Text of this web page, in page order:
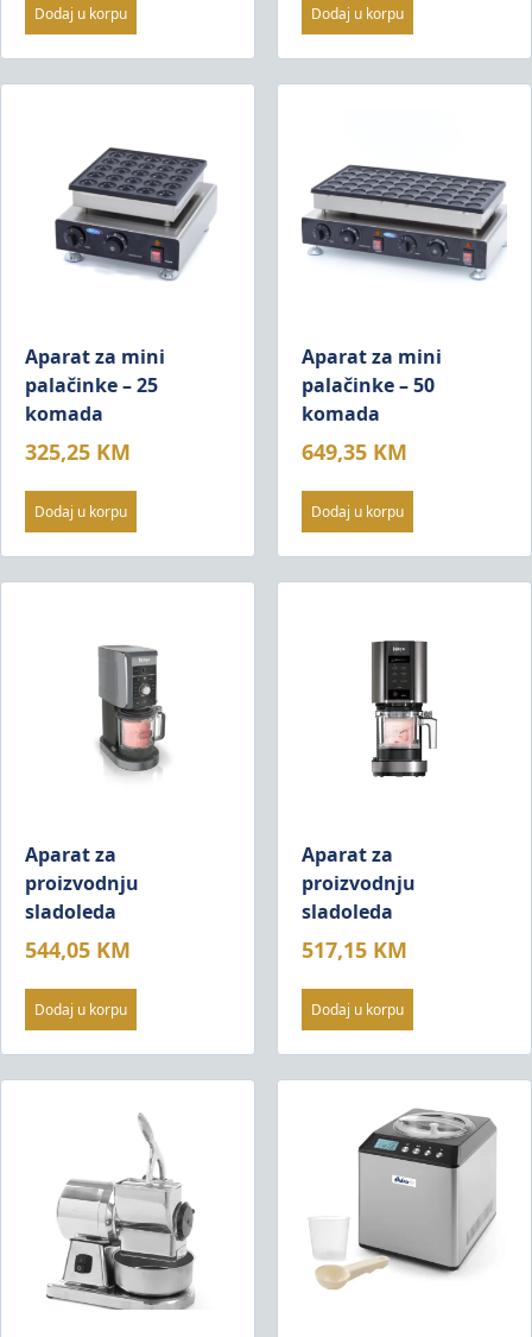
Dodaj u korpu Dodaj u korpu
Aparat za mini
palačinke – 25
komada
325,25 KM
Dodaj u korpu
Aparat za mini
palačinke – 50
komada
649,35 KM
Dodaj u korpu
Aparat za
proizvodnju
sladoleda
544,05 KM
Dodaj u korpu
Aparat za
proizvodnju
sladoleda
517,15 KM
Dodaj u korpu